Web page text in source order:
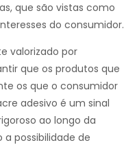
que são vistas como
do consumidor.
valorizado por
que os produtos que
os que o consumidor
adesivo é um sinal
ao longo da
possibilidade de